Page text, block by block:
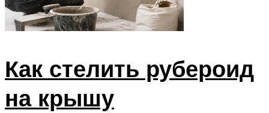
Как стелить рубероид
на крышу